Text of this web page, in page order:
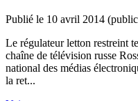
Publié le 10 avril 2014
Le régulateur letton restreint
chaîne de télévision russe
national des médias
la ret...